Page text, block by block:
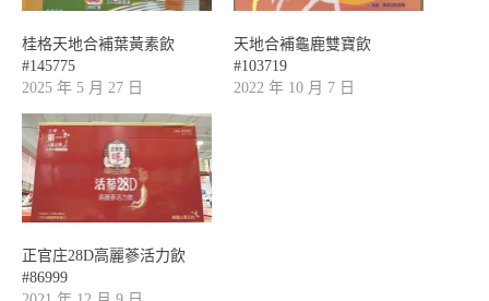
桂格天地合補葉黃素飲
#145775
2025 年 5 月 27 日
天地合補龜鹿雙寶飲
#103719
2022 年 10 月 7 日
正官庄28D高麗蔘活力飲
#86999